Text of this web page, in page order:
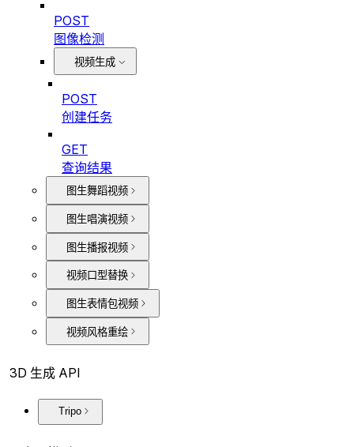
POST
图像检测
视频生成
POST
创建任务
GET
查询结果
图生舞蹈视频
图生唱演视频
图生播报视频
视频口型替换
图生表情包视频
视频风格重绘
3D 生成 API
Tripo